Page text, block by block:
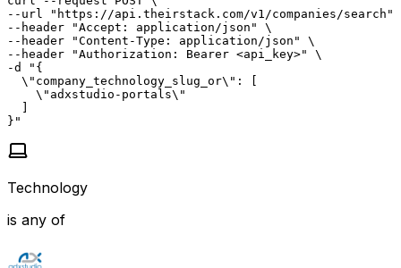
--url "https://api.theirstack.com/v1/companies/search"
--header "Accept: application/json" \
--header "Content-Type: application/json" \
--header "Authorization: Bearer <api_key>" \
-d "{
  \"company_technology_slug_or\": [
    \"adxstudio-portals\"
  ]
}"
Technology
is any of